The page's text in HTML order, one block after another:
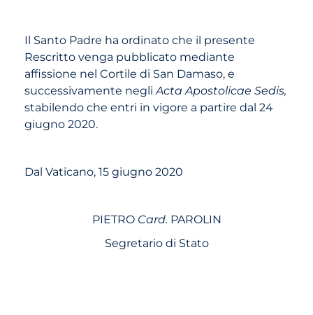
Il Santo Padre ha ordinato che il presente
Rescritto venga pubblicato mediante
affissione nel Cortile di San Damaso, e
successivamente negli Acta Apostolicae Sedis,
stabilendo che entri in vigore a partire dal 24
giugno 2020.
Dal Vaticano, 15 giugno 2020
PIETRO Card. PAROLIN
Segretario di Stato